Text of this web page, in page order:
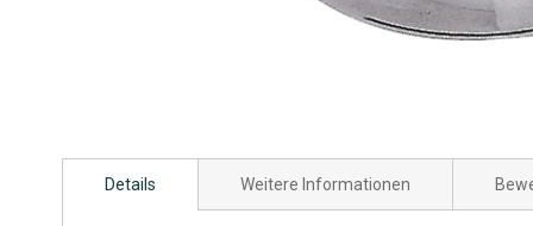
Anfang
Details Weitere Informationen